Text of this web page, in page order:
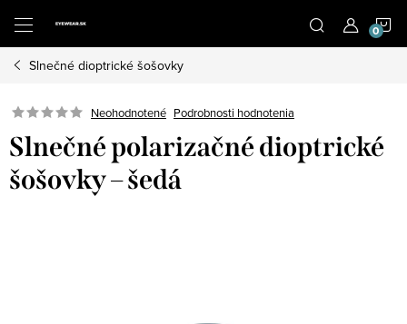
obsah
Slnečné dioptrické šošovky
Neohodnotené Podrobnosti hodnotenia
Slnečné polarizačné dioptrické
šošovky – šedá